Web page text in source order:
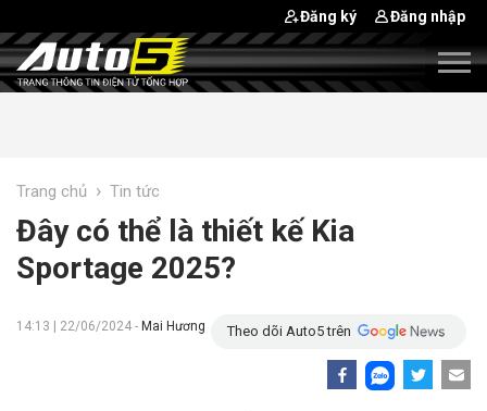
Đăng ký Đăng nhập
Trang chủ › Tin tức
Đây có thể là thiết kế Kia
Sportage 2025?
14:13 | 22/06/2024 - Mai Hương Theo dõi Auto5 trên